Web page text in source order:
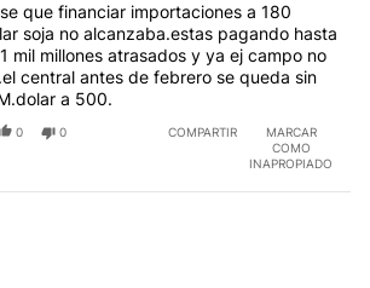
que financiar importaciones a 180
soja no alcanzaba.estas pagando hasta
mil millones atrasados y ya ej campo no
central antes de febrero se queda sin
a 500.
0 0 COMPARTIR
MARCAR
COMO
INAPROPIADO